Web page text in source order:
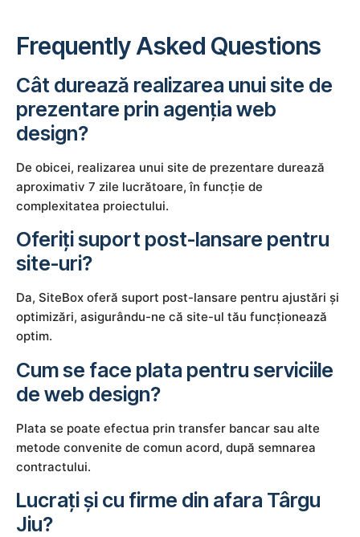
Frequently Asked Questions
Cât durează realizarea unui site de
prezentare prin agenția web
design?
De obicei, realizarea unui site de prezentare durează
aproximativ 7 zile lucrătoare, în funcție de
complexitatea proiectului.
Oferiți suport post-lansare pentru
site-uri?
Da, SiteBox oferă suport post-lansare pentru ajustări și
optimizări, asigurându-ne că site-ul tău funcționează
optim.
Cum se face plata pentru serviciile
de web design?
Plata se poate efectua prin transfer bancar sau alte
metode convenite de comun acord, după semnarea
contractului.
Lucrați și cu firme din afara Târgu
Jiu?